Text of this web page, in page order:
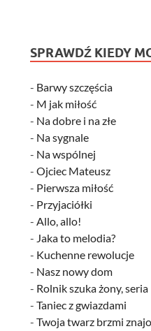
SPRAWDŹ KIEDY
- Barwy szczęścia
- M jak miłość
- Na dobre i na złe
- Na sygnale
- Na wspólnej
-Ojciec Mateusz
- Pierwsza miłość
- Przyjaciółki
-Allo, allo!
- Jaka to melodia?
- Kuchenne rewolucje
- Nasz nowy dom
- Rolnik szuka żony, seria
-Taniec z gwiazdami
-Twoja twarz brzmi